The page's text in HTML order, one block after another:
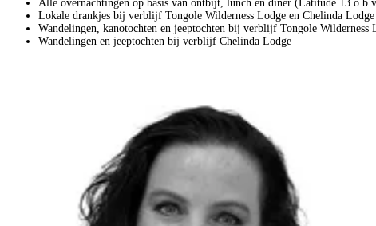
Alle overnachtingen op basis van ontbijt, lunch en diner (Latitude 13
Lokale drankjes bij verblijf Tongole Wilderness Lodge en Chelinda Lodge
Wandelingen, kanotochten en jeeptochten bij verblijf Tongole Wilderness
Wandelingen en jeeptochten bij verblijf Chelinda Lodge